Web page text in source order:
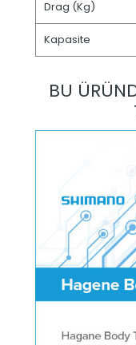
Drag (Kg)
Kapasite
BU